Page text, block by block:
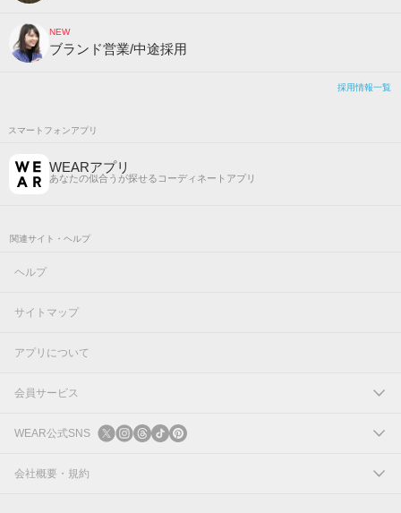
NEW
ブランド営業/中途採用
採用情報一覧
スマートフォンアプリ
WEARアプリ
あなたの似合うが探せるコーディネートアプリ
関連サイト・ヘルプ
ヘルプ
サイトマップ
アプリについて
会員サービス
ログイン
新規会員登録
WEAR公式SNS
X
会社概要・規約